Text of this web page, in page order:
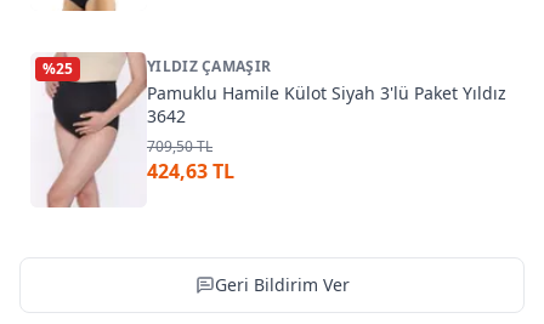
%25 YILDIZ ÇAMAŞIR
Pamuklu Hamile Külot Siyah 3'lü Paket Yıldız
3642
709,50 TL
424,63 TL
Geri Bildirim Ver